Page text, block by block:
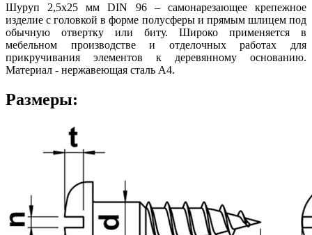
Шуруп 2,5х25 мм DIN 96 – самонарезающее крепежное
изделие с головкой в форме полусферы и прямым шлицем под
обычную отвертку или биту. Широко применяется в
мебельном производстве и отделочных работах для
прикручивания элементов к деревянному основанию.
Материал - нержавеющая сталь А4.
Размеры: